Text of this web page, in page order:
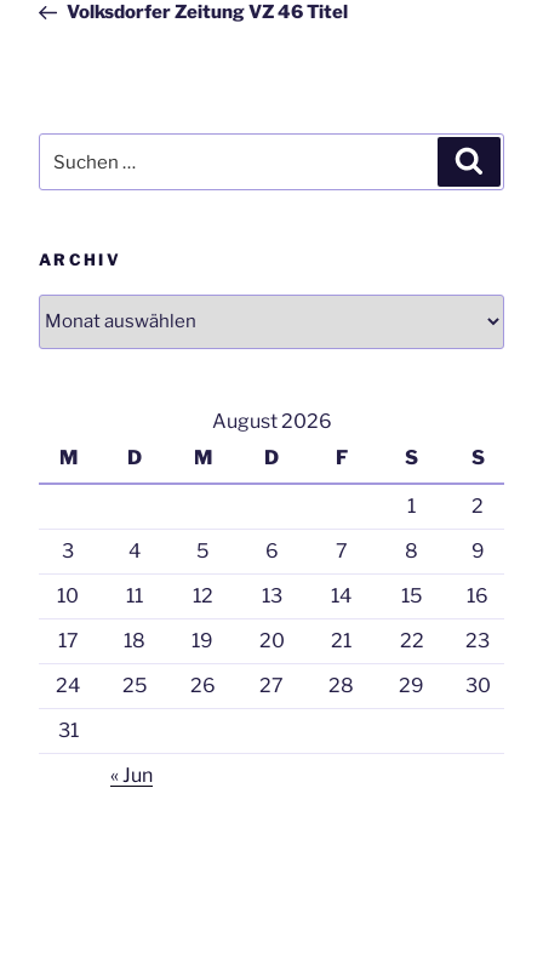
Volksdorfer Zeitung VZ 46 Titel
nach:
ARCHIV
August 2026
M
D M D F S S
1
2
3
4 5 6 7 8
9
10
11 12 13 14 15
16
17
18 19 20 21 22
23
24
25 26 27 28 29
30
31
« Jun